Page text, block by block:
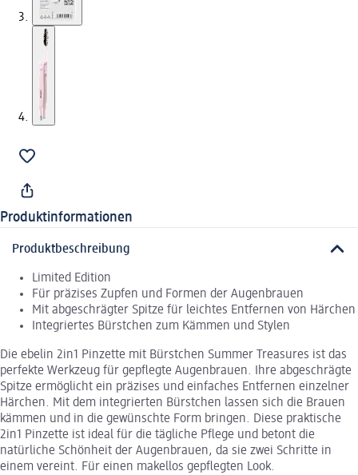
Produktinformationen
Produktbeschreibung
Limited Edition
Für präzises Zupfen und Formen der Augenbrauen
Mit abgeschrägter Spitze für leichtes Entfernen von Härchen
Integriertes Bürstchen zum Kämmen und Stylen
Die ebelin 2in1 Pinzette mit Bürstchen Summer Treasures ist das
perfekte Werkzeug für gepflegte Augenbrauen. Ihre abgeschrägte
Spitze ermöglicht ein präzises und einfaches Entfernen einzelner
Härchen. Mit dem integrierten Bürstchen lassen sich die Brauen
kämmen und in die gewünschte Form bringen. Diese praktische
2in1 Pinzette ist ideal für die tägliche Pflege und betont die
natürliche Schönheit der Augenbrauen, da sie zwei Schritte in
einem vereint. Für einen makellos gepflegten Look.